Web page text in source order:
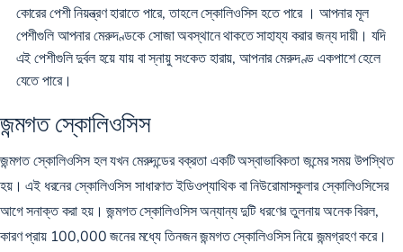
কোরের পেশী নিয়ন্ত্রণ হারাতে পারে,তাহলে স্কোলিওসিস হতে পারে। আপনার মূল
পেশীগুলি আপনার মেরুদণ্ডকে সোজা অবস্থানে থাকতে সাহায্য করার জন্য দায়ী। যদি
এই পেশীগুলি দুর্বল হয়ে যায় বা স্নায়ু সংকেত হারায়, আপনার মেরুদণ্ড একপাশে হেলে
যেতে পারে।
জন্মগত স্কোলিওসিস
জন্মগত স্কোলিওসিসহল যখন মেরুদন্ডের বক্রতা একটি অস্বাভাবিকতা জন্মের সময় উপস্থিত
হয়। এই ধরনের স্কোলিওসিস সাধারণত ইডিওপ্যাথিক বা নিউরোমাসকুলার স্কোলিওসিসের
আগে সনাক্ত করা হয়। জন্মগত স্কোলিওসিস অন্যান্য দুটি ধরণের তুলনায় অনেক বিরল,
কারণপ্রায় 100,000 জনের মধ্যে তিনজনজন্মগত স্কোলিওসিস নিয়ে জন্মগ্রহণ করে।